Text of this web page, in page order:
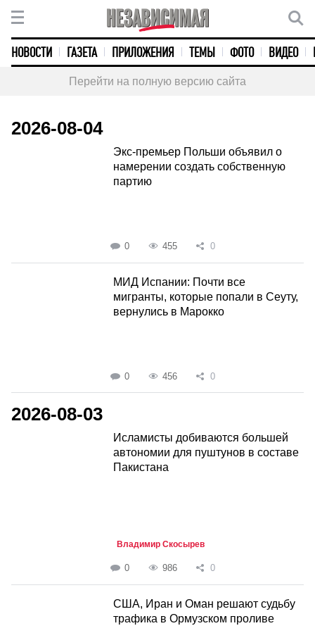
НОВОСТИ ГАЗЕТА ПРИЛОЖЕНИЯ ТЕМЫ ФОТО ВИДЕО
Перейти на полную версию сайта
2026-08-04
Экс-премьер Польши объявил о
намерении создать собственную
партию
0 455 0
МИД Испании: Почти все
мигранты, которые попали в Сеуту,
вернулись в Марокко
0 456 0
2026-08-03
Исламисты добиваются большей
автономии для пуштунов в составе
Пакистана
Владимир Скосырев
0 986 0
США, Иран и Оман решают судьбу
трафика в Ормузском проливе